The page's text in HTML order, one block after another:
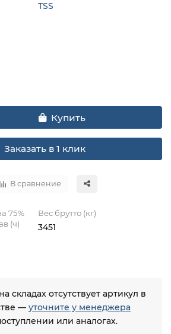
TSS
Купить
Заказать в 1 клик
В сравнение
75%
(ч)
Вес брутто (кг)
3451
складах отсутствует артикул в
— уточните у менеджера
или аналогах.